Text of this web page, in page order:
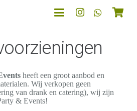
heeft een groot aanbod en
Wij verkopen geen
van drank en catering), wij zijn
& Events!